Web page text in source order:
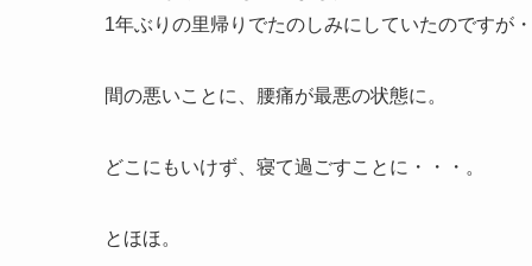
1年ぶりの里帰りでたのしみにしていたのですが・
間の悪いことに、腰痛が最悪の状態に。
どこにもいけず、寝て過ごすことに・・・。
とほほ。